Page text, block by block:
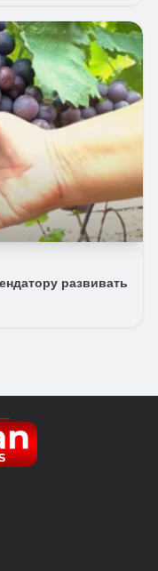
развивать